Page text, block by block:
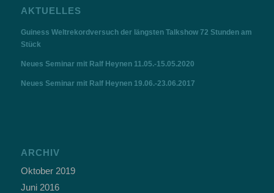
AKTUELLES
Guiness Weltrekordversuch der längsten Talkshow 72 Stunden am
Stück
Neues Seminar mit Ralf Heynen 11.05.-15.05.2020
Neues Seminar mit Ralf Heynen 19.06.-23.06.2017
ARCHIV
Oktober 2019
Juni 2016